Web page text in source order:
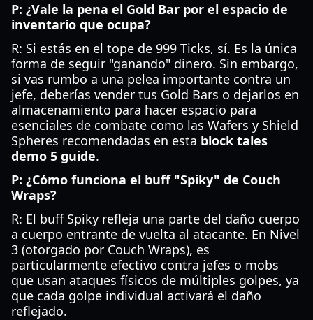
P: ¿Vale la pena el Gold Bar por el espacio de
inventario que ocupa?
R: Si estás en el tope de 999 Ticks, sí. Es la única
forma de seguir "ganando" dinero. Sin embargo,
si vas rumbo a una pelea importante contra un
jefe, deberías vender tus Gold Bars o dejarlos en
almacenamiento para hacer espacio para
esenciales de combate como las Wafers y Shield
Spheres recomendadas en esta block tales
demo 5 guide.
P: ¿Cómo funciona el buff "Spiky" de Couch
Wraps?
R: El buff Spiky refleja una parte del daño cuerpo
a cuerpo entrante de vuelta al atacante. En Nivel
3 (otorgado por Couch Wraps), es
particularmente efectivo contra jefes o mobs
que usan ataques físicos de múltiples golpes, ya
que cada golpe individual activará el daño
reflejado.